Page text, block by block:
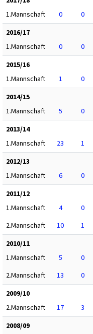
1.Mannschaft
0 0
2016/17
1.Mannschaft
0 0
2015/16
1.Mannschaft
1 0
2014/15
1.Mannschaft
5 0
2013/14
1.Mannschaft
23 1
2012/13
1.Mannschaft
6 0
2011/12
1.Mannschaft
4 0
2.Mannschaft
10 1
2010/11
1.Mannschaft
5 0
2.Mannschaft
13 0
2009/10
2.Mannschaft
17 3
2008/09